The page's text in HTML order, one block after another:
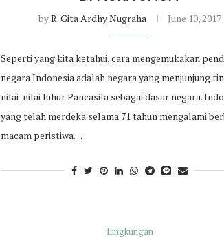
byR. Gita Ardhy Nugraha June 10, 2017
Seperti yang kita ketahui, cara mengemukakan
negara Indonesia adalah negara yang menjunjung
nilai-nilai luhur Pancasila sebagai dasar negara.
yang telah merdeka selama 71 tahun mengalami
macam peristiwa…
Lingkungan